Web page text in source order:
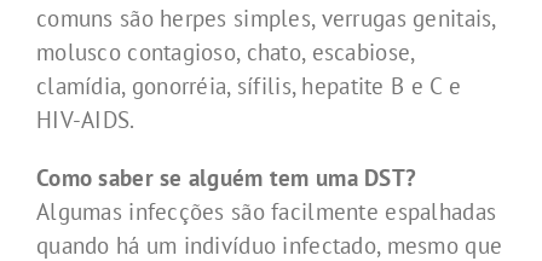
comuns são herpes simples, verrugas genitais,
molusco contagioso, chato, escabiose,
clamídia, gonorréia, sífilis, hepatite B e C e
HIV-AIDS.
Como saber se alguém tem uma DST?
Algumas infecções são facilmente espalhadas
quando há um indivíduo infectado, mesmo que